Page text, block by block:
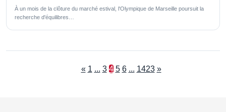
À un mois de la clôture du marché estival, l'Olympique de Marseille poursuit la
recherche d'équilibres…
« 1 ... 3 4 5 6 ... 1423 »